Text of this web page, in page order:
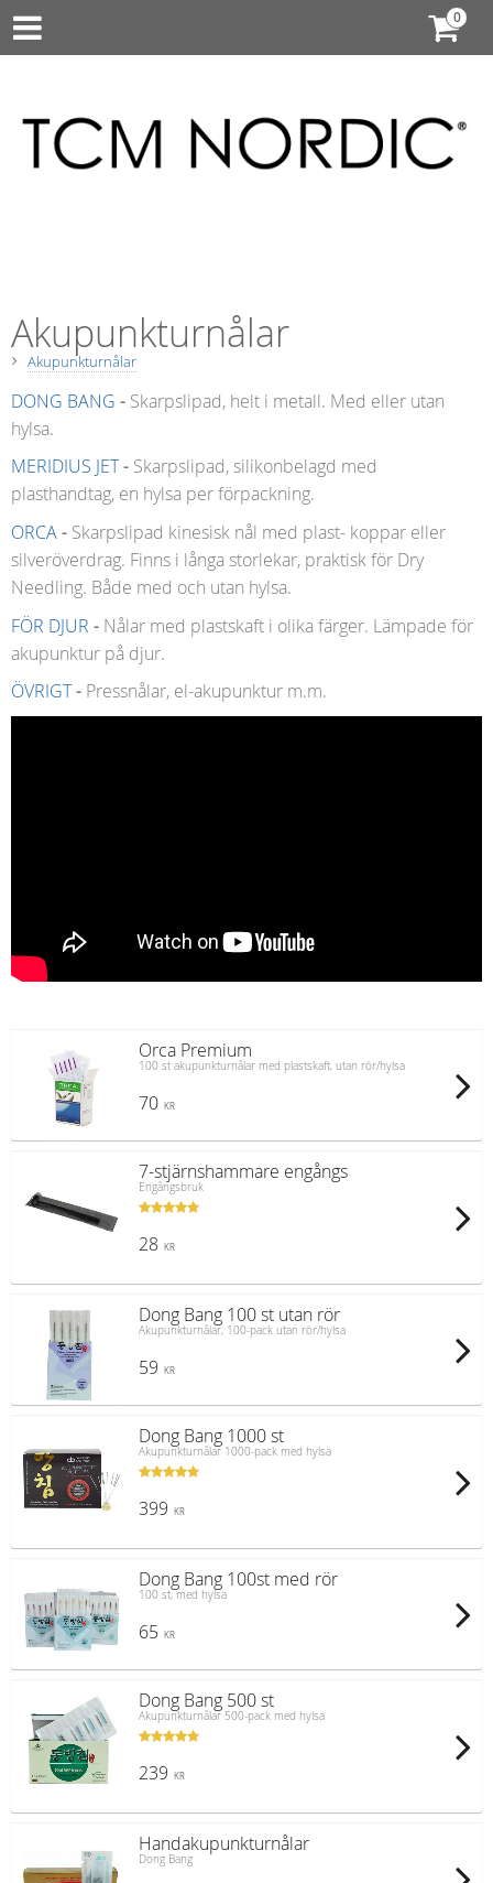
Akupunkturnålar
Akupunkturnålar
DONG BANG - Skarpslipad, helt i metall. Med eller utan
hylsa.
MERIDIUS JET- Skarpslipad, silikonbelagd med
plasthandtag, en hylsa per förpackning.
ORCA- Skarpslipad kinesisk nål med plast- koppar eller
silveröverdrag. Finns i långa storlekar, praktisk för Dry
Needling. Både med och utan hylsa.
FÖR DJUR - Nålar med plastskaft i olika färger. Lämpade för
akupunktur på djur.
ÖVRIGT- Pressnålar, el-akupunktur m.m.
Orca Premium
100 st akupunkturnålar med plastskaft, utan rör/hylsa
70 KR
7-stjärnshammare engångs
Engångsbruk
28 KR
Dong Bang 100 st utan rör
Akupunkturnålar, 100-pack utan rör/hylsa
59 KR
Dong Bang 1000 st
Akupunkturnålar 1000-pack med hylsa
399 KR
Dong Bang 100st med rör
100 st, med hylsa
65 KR
Dong Bang 500 st
Akupunkturnålar 500-pack med hylsa
239 KR
Handakupunkturnålar
Dong Bang